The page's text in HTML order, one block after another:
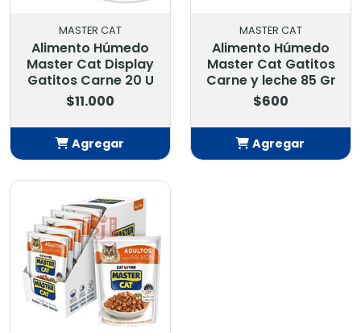
MASTER CAT
Alimento Húmedo
Master Cat Display
Gatitos Carne 20 U
$11.000
Agregar
MASTER CAT
Alimento Húmedo
Master Cat Gatitos
Carne y leche 85 Gr
$600
Agregar